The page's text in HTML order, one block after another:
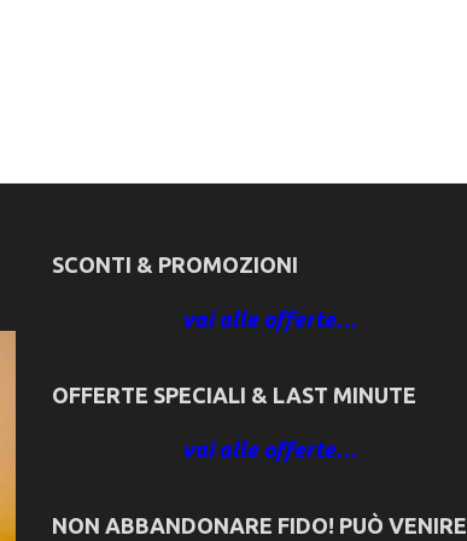
SCONTI & PROMOZIONI
vai alle offerte…
OFFERTE SPECIALI & LAST MINUTE
vai alle offerte…
NON ABBANDONARE FIDO! PUÒ VENIRE